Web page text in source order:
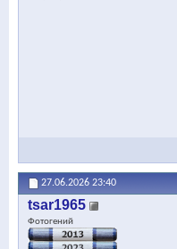
27.06.2026 23:40
tsar1965
Фотогений